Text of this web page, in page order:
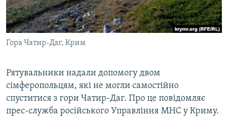
ВІДЕОУРОКИ «ELIFBE»
СВІДЧЕННЯ ОКУПАЦІЇ
УКРАЇНСЬКА ПРОБЛЕМА КРИМУ
Русский
Qırımtatar
Усі сайти RFE/RL
Гора Чатир-Даг, Крим
Рятувальники надали допомогу двом
сімферопольцям, які не могли самостійно
спуститися з гори Чатир-Даг. Про це повідомляє
прес-служба російського Управління МНС у Криму.